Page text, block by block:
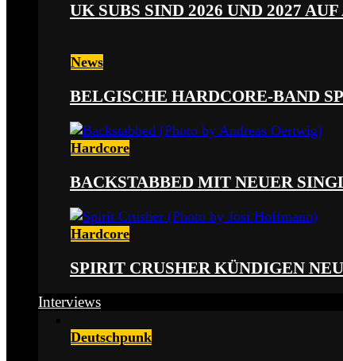
UK SUBS SIND 2026 UND 2027
News
BELGISCHE HARDCORE-BAND
Hardcore
BACKSTABBED MIT NEUER
Hardcore
SPIRIT CRUSHER KÜNDIGEN
Interviews
Deutschpunk